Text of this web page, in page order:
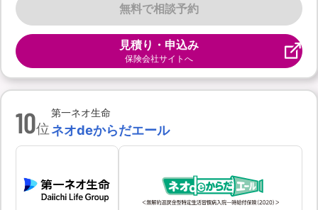
無料で相談予約
見積り・申込み
保険会社サイトへ
10位
第一ネオ生命
ネオdeからだエール